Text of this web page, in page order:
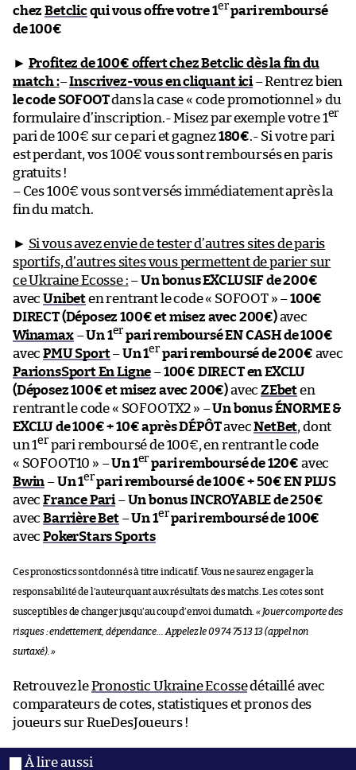
chezBetclicqui vous offre votre 1erpari remboursé
de 100€
► Profitez de 100€ offert chez Betclic dès la fin du
match :–Inscrivez-vous en cliquant ici– Rentrez bien
le code SOFOOTdans la case « code promotionnel » du
formulaire d’inscription.- Misez par exemple votre 1er
pari de 100€ sur ce pari et gagnez180€.- Si votre pari
est perdant, vos 100€ vous sont remboursés en paris
gratuits !
– Ces 100€ vous sont versés immédiatement après la
fin du match.
► Si vous avez envie de tester d’autres sites de paris
sportifs, d’autres sites vous permettent de parier sur
ce Ukraine Ecosse : –Un bonus EXCLUSIF de 200€
avecUnibeten rentrant le code « SOFOOT » –100€
DIRECT (Déposez 100€ et misez avec 200€)avec
Winamax–Un 1er pari remboursé EN CASH de 100€
avecPMU Sport–Un 1er pari remboursé de 200€ avec
ParionsSport En Ligne –100€ DIRECT en EXCLU
(Déposez 100€ et misez avec 200€)avec ZEbeten
rentrant le code « SOFOOTX2 » –Un bonus ÉNORME &
EXCLU de 100€ + 10€ après DÉPÔTavecNetBet, dont
un 1er pari remboursé de 100€, en rentrant le code
« SOFOOT10 » –Un 1er pari remboursé de 120€ avec
Bwin –Un 1erpari remboursé de 100€ + 50€ EN PLUS
avecFrance Pari–Un bonus INCROYABLE de 250€
avecBarrière Bet–Un 1erpari remboursé de 100€
avecPokerStars Sports
Ces pronostics sont donnés à titre indicatif. Vous ne saurez engager la
responsabilité de l’auteur quant aux résultats des matchs. Les cotes sont
susceptibles de changer jusqu’au coup d’envoi du match. « Jouer comporte des
risques : endettement, dépendance… Appelez le 09 74 75 13 13 (appel non
surtaxé). »
Retrouvez lePronostic Ukraine Ecossedétaillé avec
comparateurs de cotes, statistiques et pronos des
joueurs sur RueDesJoueurs !